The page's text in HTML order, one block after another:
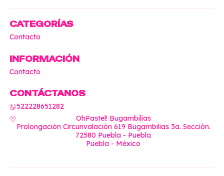
CATEGORÍAS
Contacto
INFORMACIÓN
Contacto
CONTÁCTANOS
522228651282
OhPastel! Bugambilias
Prolongación Circunvalación 619 Bugambilias 3a. Sección.
72580 Puebla - Puebla
Puebla - México